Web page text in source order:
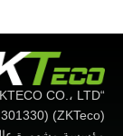
“ZKTECO CO.، LTD.